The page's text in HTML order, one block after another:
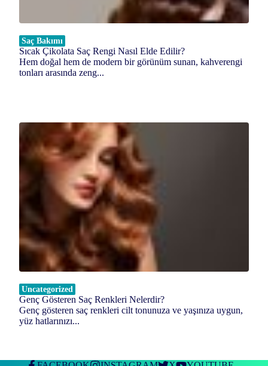
Saç Bakımı
Sıcak Çikolata Saç Rengi Nasıl Elde Edilir?
Hem doğal hem de modern bir görünüm sunan, kahverengi
tonları arasında zeng...
Uncategorized
Genç Gösteren Saç Renkleri Nelerdir?
Genç gösteren saç renkleri cilt tonunuza ve yaşınıza uygun,
yüz hatlarınızı...